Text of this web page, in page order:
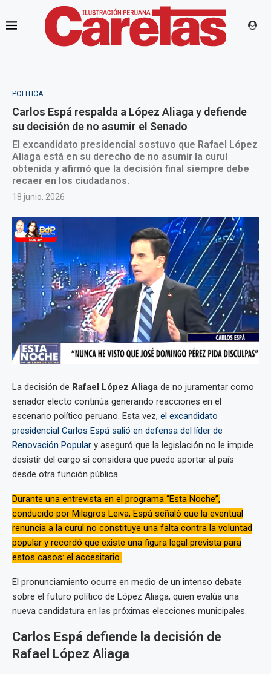
POLÍTICA
Carlos Espá respalda a López Aliaga y defiende
su decisión de no asumir el Senado
El excandidato presidencial sostuvo que Rafael López
Aliaga está en su derecho de no asumir la curul
obtenida y afirmó que la decisión final siempre debe
recaer en los ciudadanos.
18 junio, 2026
La decisión de Rafael López Aliaga de no juramentar como
senador electo continúa generando reacciones en el
escenario político peruano. Esta vez, el excandidato
presidencial Carlos Espá salió en defensa del líder de
Renovación Popular y aseguró que la legislación no le impide
desistir del cargo si considera que puede aportar al país
desde otra función pública.
Durante una entrevista en el programa “Esta Noche”,
conducido por Milagros Leiva, Espá señaló que la eventual
renuncia a la curul no constituye una falta contra la voluntad
popular y recordó que existe una figura legal prevista para
estos casos: el accesitario.
El pronunciamiento ocurre en medio de un intenso debate
sobre el futuro político de López Aliaga, quien evalúa una
nueva candidatura en las próximas elecciones municipales.
Carlos Espá defiende la decisión de
Rafael López Aliaga